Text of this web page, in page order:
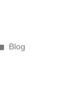
Blog